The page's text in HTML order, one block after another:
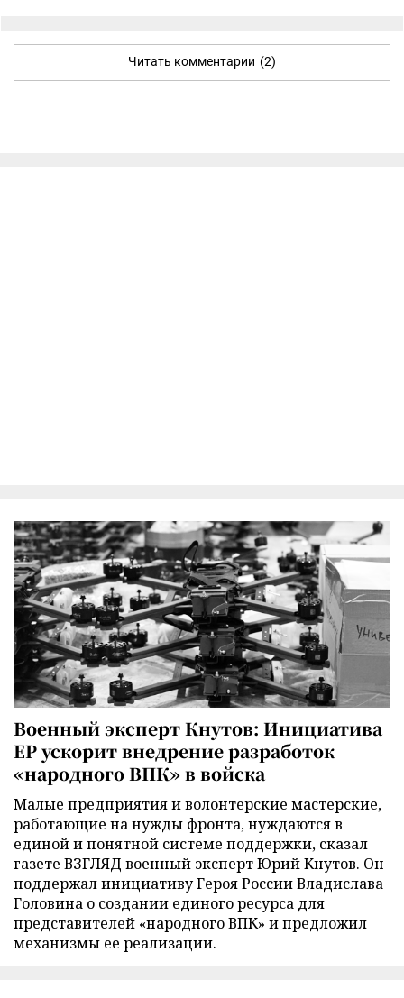
Читать комментарии (2)
Военный эксперт Кнутов: Инициатива
ЕР ускорит внедрение разработок
«народного ВПК» в войска
Малые предприятия и волонтерские мастерские,
работающие на нужды фронта, нуждаются в
единой и понятной системе поддержки, сказал
газете ВЗГЛЯД военный эксперт Юрий Кнутов. Он
поддержал инициативу Героя России Владислава
Головина о создании единого ресурса для
представителей «народного ВПК» и предложил
механизмы ее реализации.